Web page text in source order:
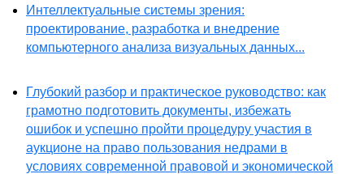
Интеллектуальные системы зрения:
проектирование, разработка и внедрение
компьютерного анализа визуальных данных...
Глубокий разбор и практическое руководство: как
грамотно подготовить документы, избежать
ошибок и успешно пройти процедуру участия в
аукционе на право пользования недрами в
условиях современной правовой и экономической